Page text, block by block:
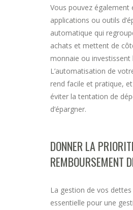
Vous pouvez également
applications ou outils
automatique qui
achats et mettent de
monnaie ou investissent
L’automatisation de
rend facile et pratique,
éviter la tentation de
d’épargner.
DONNER LA
REMBOURSEMENT
La gestion de vos
essentielle pour une